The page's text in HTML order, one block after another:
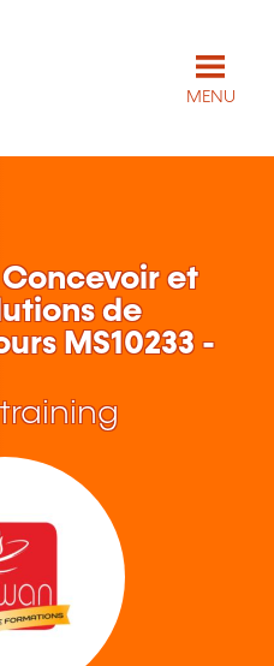
MENU
Concevoir et
de
MS10233 -